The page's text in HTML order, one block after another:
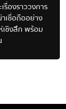
องราววงการ
เชื่อถืออย่าง
เชิงลึก พร้อม